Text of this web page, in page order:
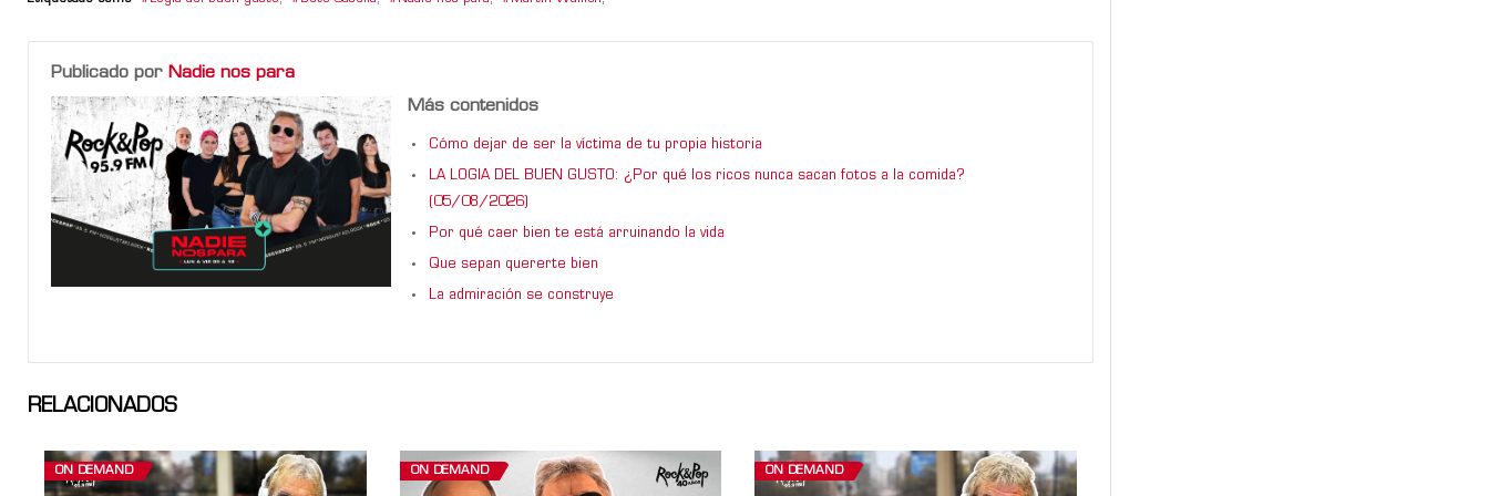
Publicado por Nadie nos para
Más contenidos
Cómo dejar de ser la víctima de tu propia historia
LA LOGIA DEL BUEN GUSTO: ¿Por qué los ricos nunca sacan fotos a la comida?
(05/08/2026)
Por qué caer bien te está arruinando la vida
Que sepan quererte bien
La admiración se construye
RELACIONADOS
ON DEMAND ON DEMAND ON DEMAND